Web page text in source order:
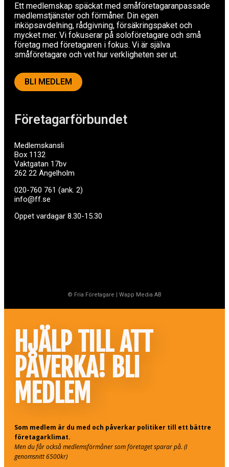
Företagarförbundet
Medlemskansli
Box 1132
Vaktgatan 17bv
262 22 Ängelholm
020-760 761 (ank. 2)
info@ff.se
Öppet vardagar 8.30-15.30
Ett medlemskap späckat med småföretagaranpassade
medlemstjänster och förmåner. Din egen
inköpsavdelning, rådgivning, försäkringspaket och
mycket mer. Vi fokuserar på soloföretagare och små
företag med företagaren i fokus. Vi är själva
småföretagare och vet hur verkligheten ser ut.
BLI MEDLEM
© Fria Företagare | Wapp Media AB
HJÄLP TILL ATT
PÅVERKA! BLI
MEDLEM
Som medlem är du med och påverkar politiker till ett bättre
företagarklimat.
Men du får också medlemsförmåner som företaget sparar på. (I
genomsnitt 6500kr)